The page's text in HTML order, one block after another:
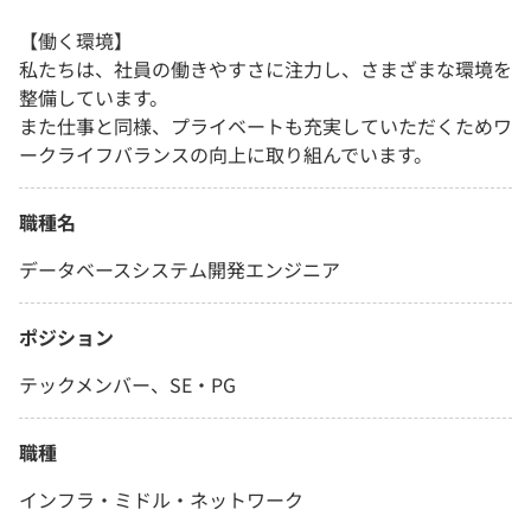
【働く環境】
私たちは、社員の働きやすさに注力し、さまざまな環境を
整備しています。
また仕事と同様、プライベートも充実していただくためワ
ークライフバランスの向上に取り組んでいます。
職種名
データベースシステム開発エンジニア
ポジション
テックメンバー、SE・PG
職種
インフラ・ミドル・ネットワーク